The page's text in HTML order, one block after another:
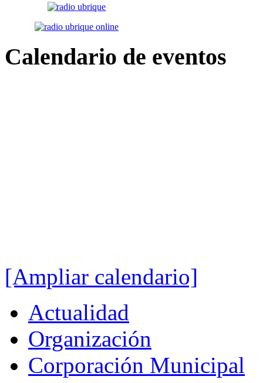
Calendario de eventos
[Ampliar calendario]
Actualidad
Organización
Corporación Municipal